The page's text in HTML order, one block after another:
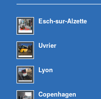
Esch-sur-Alzette
Uvrier
Lyon
Copenhagen